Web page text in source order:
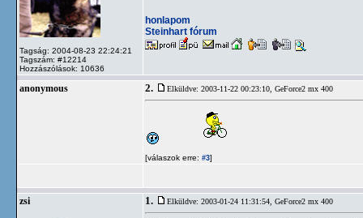
Tagság: 2004-08-23 22:24:21
Tagszám: #12214
Hozzászólások: 10636
honlapom
Steinhart fórum
anonymous 2. Elküldve: 2003-11-22 00:23:10, GeForce2 mx 400
[válaszok erre: #3]
zsi 1. Elküldve: 2003-01-24 11:31:54, GeForce2 mx 400